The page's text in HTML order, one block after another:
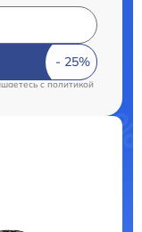
c политикой